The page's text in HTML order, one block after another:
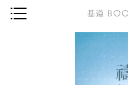
神學／教義
讀經／研經